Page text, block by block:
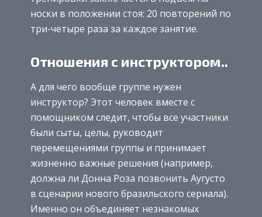
носки в положении стоя: 20 повторений по
три-четыре раза за каждое занятие.
Отношения с инструктором..
А для чего вообще группе нужен
инструктор? Этот человек вместе с
помощником следит, чтобы все участники
были сыты, целы, руководит
перемещениями группы и принимает
жизненно важные решения (например,
должна ли Донна Роза позвонить Аугусто
в сценарии нового бразильского сериала).
Именно он объединяет незнакомых